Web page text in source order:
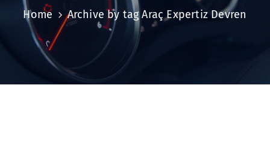
Home Archive by tag Araç Expertiz Devren